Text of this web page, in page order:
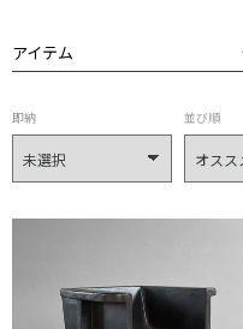
アイテム
即納 並び順